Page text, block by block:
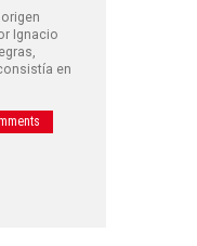
Ignacio
en